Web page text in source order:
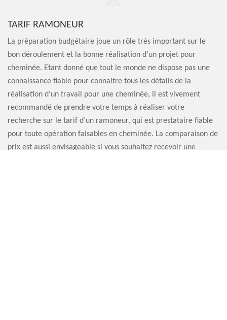
TARIF RAMONEUR
La préparation budgétaire joue un rôle très important sur le
bon déroulement et la bonne réalisation d’un projet pour
cheminée. Etant donné que tout le monde ne dispose pas une
connaissance fiable pour connaitre tous les détails de la
réalisation d’un travail pour une cheminée, il est vivement
recommandé de prendre votre temps à réaliser votre
recherche sur le tarif d’un ramoneur, qui est prestataire fiable
pour toute opération faisables en cheminée. La comparaison de
prix est aussi envisageable si vous souhaitez recevoir une